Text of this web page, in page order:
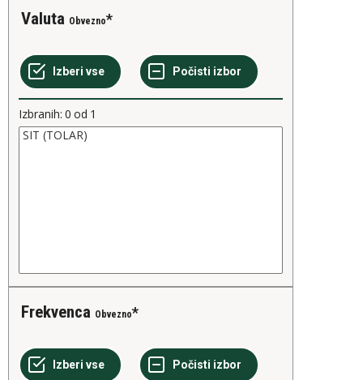
Valuta Obvezno
Izbranih: 0 od 1
Frekvenca Obvezno